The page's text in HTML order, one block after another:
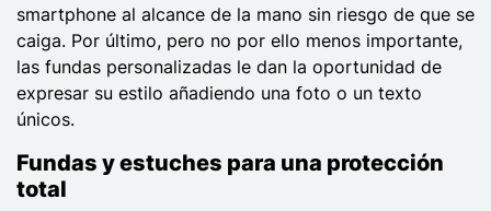
smartphone al alcance de la mano sin riesgo de que se
caiga. Por último, pero no por ello menos importante,
las fundas personalizadas le dan la oportunidad de
expresar su estilo añadiendo una foto o un texto
únicos.
Fundas y estuches para una protección
total